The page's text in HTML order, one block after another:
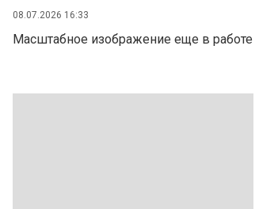
08.07.2026 16:33
Масштабное изображение еще в работе